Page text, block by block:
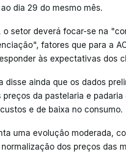
dia 29 do mesmo mês.
o setor deverá focar-se na
fatores que para a
às expectativas dos
disse ainda que os dados
preços da pastelaria e
e de baixa no consumo.
uma evolução moderada,
dos preços das